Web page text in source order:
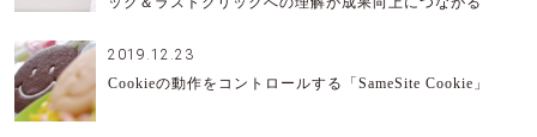
2019.12.23
Cookieの動作をコントロールする「SameSite Cookie」